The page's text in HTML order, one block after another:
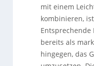
mit einem
kombinieren,
Entsprechende
bereits als
hingegen, das